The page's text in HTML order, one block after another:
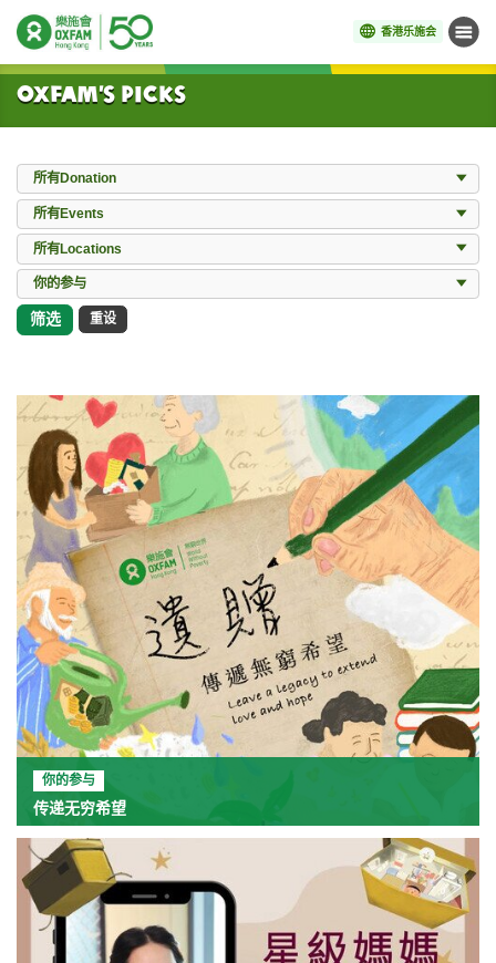
香港乐施会 菜单
开始主要内容
Oxfam’s Picks
Donation
所有Donation
Events
所有Events
Locations
所有Locations
所有Works
你的参与
筛选 重设
你的参与
传递无穷希望